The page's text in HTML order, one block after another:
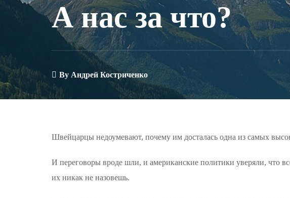
А нас за что?
By Андрей Костриченко
Швейцарцы недоумевают, почему им досталась одна из самых
И переговоры вроде шли, и американские политики уверяли, что
их никак не назовешь.